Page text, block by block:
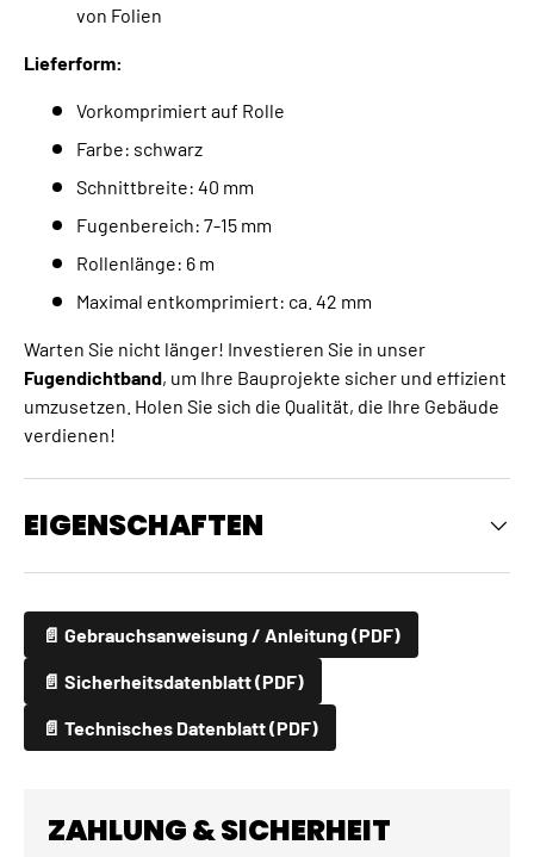
von Folien
Lieferform:
Vorkomprimiert auf Rolle
Farbe: schwarz
Schnittbreite: 40 mm
Fugenbereich: 7-15 mm
Rollenlänge: 6 m
Maximal entkomprimiert: ca. 42 mm
Warten Sie nicht länger! Investieren Sie in unser
Fugendichtband, um Ihre Bauprojekte sicher und effizient
umzusetzen. Holen Sie sich die Qualität, die Ihre Gebäude
verdienen!
EIGENSCHAFTEN
📄 Gebrauchsanweisung / Anleitung (PDF)
📄 Sicherheitsdatenblatt (PDF)
📄 Technisches Datenblatt (PDF)
ZAHLUNG & SICHERHEIT